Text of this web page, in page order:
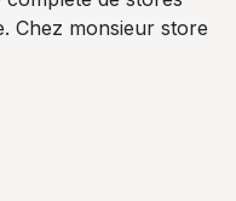
Chez monsieur store